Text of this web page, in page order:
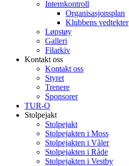
Internkontroll
Organisasjonsplan
Klubbens vedtekter
Løpstøy
Galleri
Filarkiv
Kontakt oss
Kontakt oss
Styret
Trenere
Sponsorer
TUR-O
Stolpejakt
Stolpejakt
Stolpejakten i Moss
Stolpejakten i Våler
Stolpejakten i Råde
Stolpejakten i Vestby